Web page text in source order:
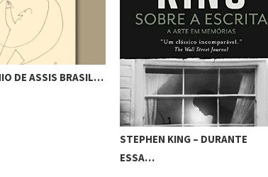
DE ASSIS BRASIL…
STEPHEN KING – DURANTE
ESSA…